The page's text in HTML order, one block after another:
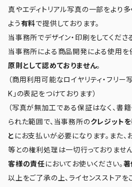
真やエディトリアル写真の一部をより
よう有料で提供しております。
当事務所でデザイン・印刷をしてくだ
当事務所による商品開発による使用を
原則として認めておりません。
（商用利用可能なロイヤリティ・フリー
K」の表記をつけております）
（写真が無加工である保証はなく、書
られた範囲で、当事務所のクレジット
と にお支払いが必要になります。また
等との権利処理は一切行っておりませ
客様の責任においてお使いください。著
以上をご了承の上、ライセンスストアを